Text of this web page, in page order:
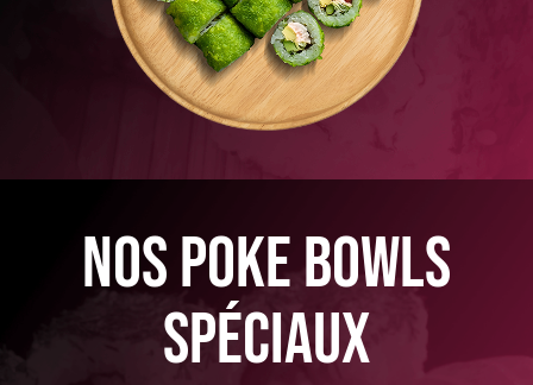
nos poke bowls
spéciaux